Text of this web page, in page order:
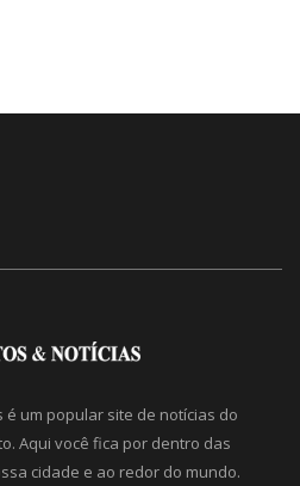
é um popular site de notícias do
Aqui você fica por dentro das
cidade e ao redor do mundo.